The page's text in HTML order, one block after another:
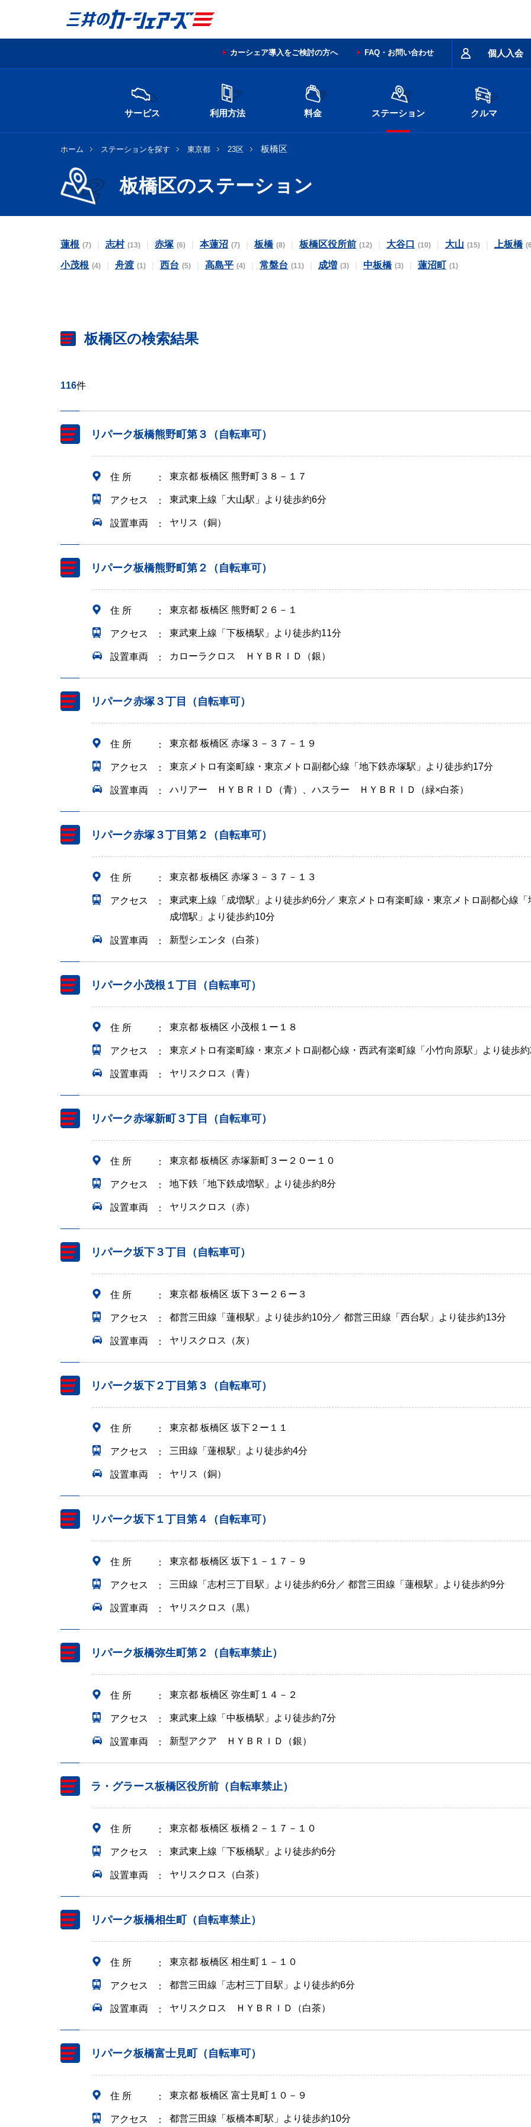
個人入会
カーシェア導入をご検討の方へ FAQ・お問い合わせ
サービス 利用方法 料金 ステーション クルマ
ホーム ステーションを探す 東京都 23区 板橋区
板橋区のステーション
蓮根 (7) 志村 (13) 赤塚 (6) 本蓮沼 (7) 板橋 (8) 板橋区役所前 (12) 大谷口 (10) 大山 (15) 上板橋
小茂根 (4) 舟渡 (1) 西台 (5) 高島平 (4) 常盤台 (11) 成増 (3) 中板橋 (3) 蓮沼町 (1)
板橋区の検索結果
116件
リパーク板橋熊野町第３（自転車可）
住 所 東京都 板橋区 熊野町３８－１７
アクセス 東武東上線「大山駅」より徒歩約6分
設置車両 ヤリス（銅）
リパーク板橋熊野町第２（自転車可）
住 所 東京都 板橋区 熊野町２６－１
アクセス 東武東上線「下板橋駅」より徒歩約11分
設置車両 カローラクロス ＨＹＢＲＩＤ（銀）
リパーク赤塚３丁目（自転車可）
住 所 東京都 板橋区 赤塚３－３７－１９
アクセス 東京メトロ有楽町線・東京メトロ副都心線「地下鉄赤塚駅」より徒歩約17分
設置車両 ハリアー ＨＹＢＲＩＤ（青）、ハスラー ＨＹＢＲＩＤ（緑×白茶）
リパーク赤塚３丁目第２（自転車可）
住 所 東京都 板橋区 赤塚３－３７－１３
アクセス
東武東上線「成増駅」より徒歩約6分／ 東京メトロ有楽町線・東京メトロ副都心線「
成増駅」より徒歩約10分
設置車両 新型シエンタ（白茶）
リパーク小茂根１丁目（自転車可）
住 所 東京都 板橋区 小茂根１ー１８
アクセス 東京メトロ有楽町線・東京メトロ副都心線・西武有楽町線「小竹向原駅」より徒歩
設置車両 ヤリスクロス（青）
リパーク赤塚新町３丁目（自転車可）
住 所 東京都 板橋区 赤塚新町３ー２０ー１０
アクセス 地下鉄「地下鉄成増駅」より徒歩約8分
設置車両 ヤリスクロス（赤）
リパーク坂下３丁目（自転車可）
住 所 東京都 板橋区 坂下３ー２６ー３
アクセス 都営三田線「蓮根駅」より徒歩約10分／ 都営三田線「西台駅」より徒歩約13分
設置車両 ヤリスクロス（灰）
リパーク坂下２丁目第３（自転車可）
住 所 東京都 板橋区 坂下２ー１１
アクセス 三田線「蓮根駅」より徒歩約4分
設置車両 ヤリス（銅）
リパーク坂下１丁目第４（自転車可）
住 所 東京都 板橋区 坂下１－１７－９
アクセス 三田線「志村三丁目駅」より徒歩約6分／ 都営三田線「蓮根駅」より徒歩約9分
設置車両 ヤリスクロス（黒）
リパーク板橋弥生町第２（自転車禁止）
住 所 東京都 板橋区 弥生町１４－２
アクセス 東武東上線「中板橋駅」より徒歩約7分
設置車両 新型アクア ＨＹＢＲＩＤ（銀）
ラ・グラース板橋区役所前（自転車禁止）
住 所 東京都 板橋区 板橋２－１７－１０
アクセス 東武東上線「下板橋駅」より徒歩約6分
設置車両 ヤリスクロス（白茶）
リパーク板橋相生町（自転車禁止）
住 所 東京都 板橋区 相生町１－１０
アクセス 都営三田線「志村三丁目駅」より徒歩約6分
設置車両 ヤリスクロス ＨＹＢＲＩＤ（白茶）
リパーク板橋富士見町（自転車可）
住 所 東京都 板橋区 富士見町１０－９
アクセス 都営三田線「板橋本町駅」より徒歩約10分